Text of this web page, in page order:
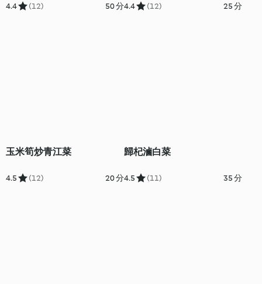
4.4 (12) 50 分4.4 (12) 25 分
玉米筍炒青江菜
4.5 (12) 20 分
歸杞滷白菜
4.5 (11) 35 分